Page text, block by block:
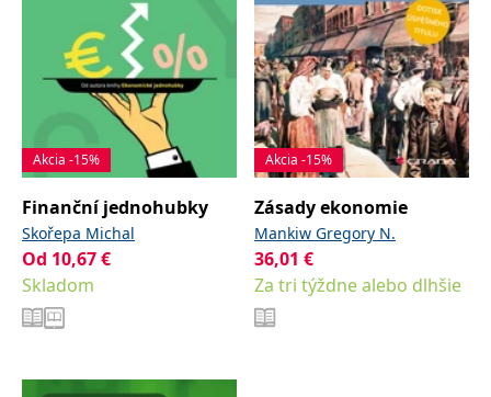
Akcia -15%
Finanční jednohubky
Skořepa Michal
Od 10,67€
Skladom
Akcia -15%
Zásady ekonomie
Mankiw Gregory N.
36,01 €
Za tri týždne alebo dlhšie